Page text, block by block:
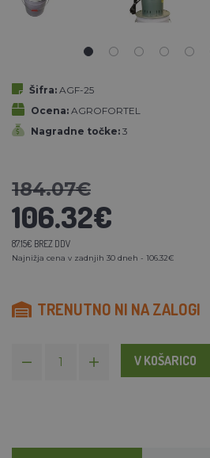
Šifra: AGF-25
Ocena: AGROFORTEL
Nagradne točke: 3
184.07€
106.32€
87.15€ BREZ DDV
Najnižja cena v zadnjih 30 dneh - 106.32€
TRENUTNO NI NA ZALOGI
V KOŠARICO